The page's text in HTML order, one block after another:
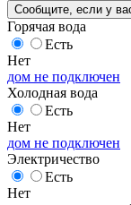
Сообщите , если у
Горячая вода
Есть
Нет
дом не подключен
Холодная вода
Есть
Нет
дом не подключен
Электричество
Есть
Нет